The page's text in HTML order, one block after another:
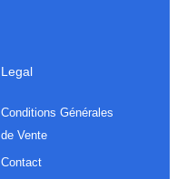
Legal
Conditions Générales
de Vente
Contact